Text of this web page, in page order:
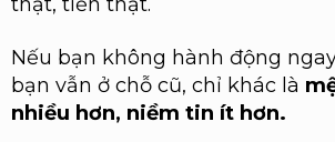
Nếu bạn không hành động
bạn vẫn ở chỗ cũ, chỉ khác là
nhiều hơn, niềm tin ít hơn.